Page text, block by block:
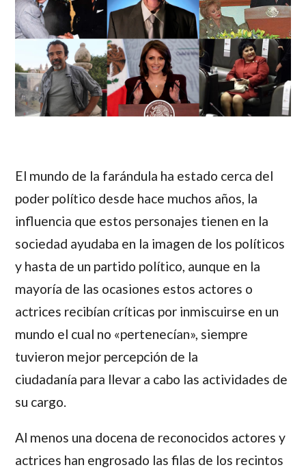
El mundo de la farándula ha estado cerca del
poder político desde hace muchos años, la
influencia que estos personajes tienen en la
sociedad ayudaba en la imagen de los políticos
y hasta de un partido político, aunque en la
mayoría de las ocasiones estos actores o
actrices recibían críticas por inmiscuirse en un
mundo el cual no «pertenecían», siempre
tuvieron mejor percepción de la
ciudadanía para llevar a cabo las actividades de
su cargo.
Al menos una docena de reconocidos actores y
actrices han engrosado las filas de los recintos